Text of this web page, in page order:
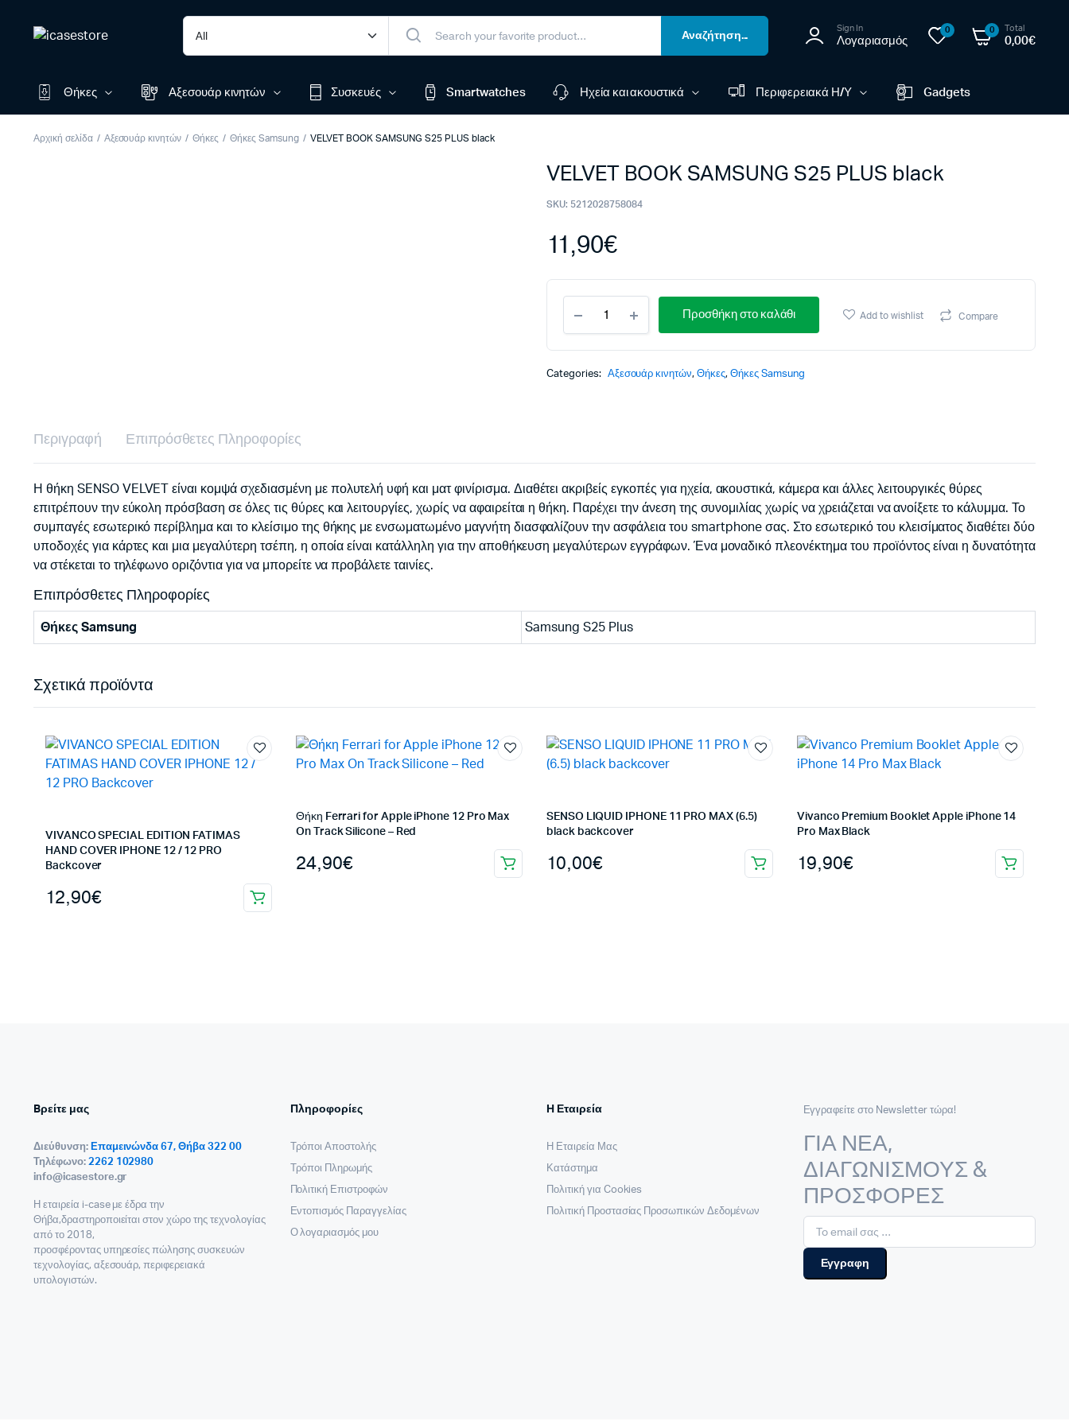
Αναζήτηση...
Sign In
Λογαριασμός
0 0 Total
0,00€
Θήκες Αξεσουάρ κινητών Συσκευές Smartwatches Ηχεία και ακουστικά Περιφερειακά Η/Υ Gadgets
Αρχική σελίδα Αξεσουάρ κινητών Θήκες Θήκες Samsung VELVET BOOK SAMSUNG S25 PLUS black
VELVET BOOK SAMSUNG S25 PLUS black
SKU: 5212028758084
11,90€
BOOK
SAMSUNG
S25
black
Προσθήκη στο καλάθι Add to wishlist Compare
Categories: Αξεσουάρ κινητών,Θήκες, Θήκες Samsung
Περιγραφή Επιπρόσθετες Πληροφορίες
Η θήκη SENSO VELVET είναι κομψά σχεδιασμένη με πολυτελή υφή και ματ φινίρισμα. Διαθέτει ακριβείς εγκοπές για ηχεία, ακουστικά, κάμερα και άλλες λειτουργικές θύρες
επιτρέπουν την εύκολη πρόσβαση σε όλες τις θύρες και λειτουργίες, χωρίς να αφαιρείται η θήκη. Παρέχει την άνεση της συνομιλίας χωρίς να χρειάζεται να ανοίξετε το κάλυμμα. Το
συμπαγές εσωτερικό περίβλημα και το κλείσιμο της θήκης με ενσωματωμένο μαγνήτη διασφαλίζουν την ασφάλεια του smartphone σας. Στο εσωτερικό του κλεισίματος διαθέτει δύο
υποδοχές για κάρτες και μια μεγαλύτερη τσέπη, η οποία είναι κατάλληλη για την αποθήκευση μεγαλύτερων εγγράφων. Ένα μοναδικό πλεονέκτημα του προϊόντος είναι η δυνατότητα
να στέκεται το τηλέφωνο οριζόντια για να μπορείτε να προβάλετε ταινίες.
Επιπρόσθετες Πληροφορίες
Θήκες Samsung Samsung S25 Plus
Σχετικά προϊόντα
VIVANCO SPECIAL EDITION FATIMAS
HAND COVER IPHONE 12 / 12 PRO
Backcover
12,90€
Θήκη Ferrari for Apple iPhone 12 Pro Max
On Track Silicone – Red
24,90€
SENSO LIQUID IPHONE 11 PRO MAX (6.5)
black backcover
10,00€
Vivanco Premium Booklet Apple iPhone 14
Pro Max Black
19,90€
Bρείτε μας
Διεύθυνση: Επαμεινώνδα 67, Θήβα 322 00
Τηλέφωνο: 2262 102980
info@icasestore.gr
Η εταιρεία i-case με έδρα την
Θήβα,δραστηροποιείται στον χώρο της τεχνολογίας
από το 2018,
προσφέροντας υπηρεσίες πώλησης συσκευών
τεχνολογίας, αξεσουάρ, περιφερειακά
υπολογιστών.
Πληροφορίες
Τρόποι Αποστολής
Τρόποι Πληρωμής
Πολιτική Επιστροφών
Εντοπισμός Παραγγελίας
Ο λογαριασμός μου
Η Εταιρεία
Η Εταιρεία Μας
Κατάστημα
Πολιτική για Cookies
Πολιτική Προστασίας Προσωπικών Δεδομένων
Εγγραφείτε στο Newsletter τώρα!
ΓΙΑ ΝΕΑ,
ΔΙΑΓΩΝΙΣΜΟΥΣ &
ΠΡΟΣΦΟΡΕΣ